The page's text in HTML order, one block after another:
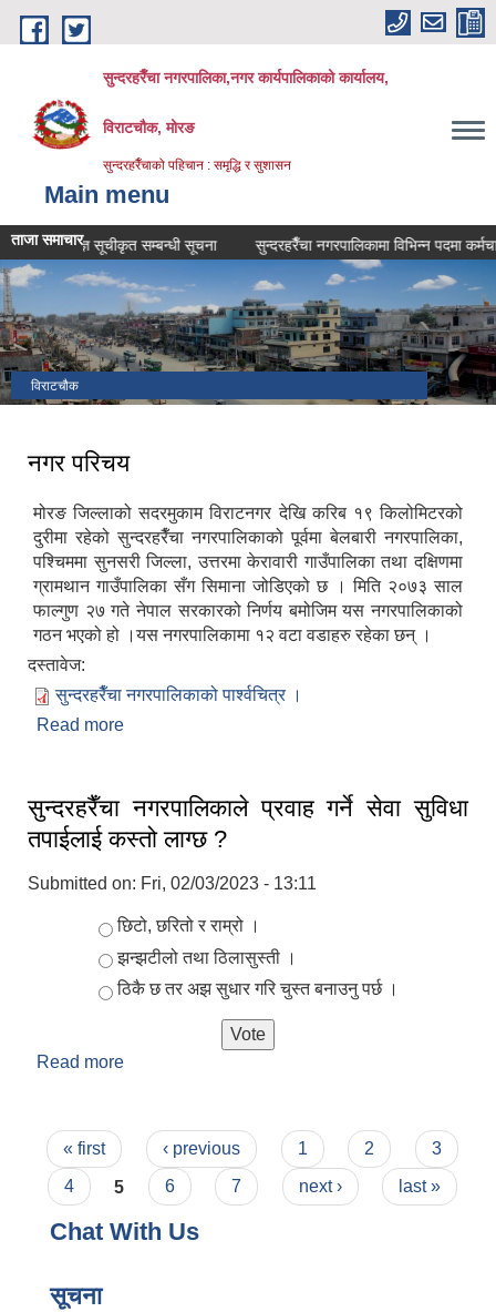
Skip to main content
सुन्दरहरैँचा नगरपालिका,नगर कार्यपालिकाको कार्यालय,
विराटचौक, मोरङ
सुन्दरहरैँचाको पहिचान : समृद्धि र सुशासन
Main menu
ताजा समाचारसूचीकृत सम्बन्धी सूचना सुन्दरहरैँचा नगरपालिकामा विभिन्न पदमा कर्मचारी
विराटचौक
नगर परिचय
मोरङ जिल्लाको सदरमुकाम विराटनगर देखि करिब १९ किलोमिटरको
दुरीमा रहेको सुन्दरहरैँचा नगरपालिकाको पूर्वमा बेलबारी नगरपालिका,
पश्चिममा सुनसरी जिल्ला, उत्तरमा केरावारी गाउँपालिका तथा दक्षिणमा
ग्रामथान गाउँपालिका सँग सिमाना जोडिएको छ । मिति २०७३ साल
फाल्गुण २७ गते नेपाल सरकारको निर्णय बमोजिम यस नगरपालिकाको
गठन भएको हो ।यस नगरपालिकामा १२ वटा वडाहरु रहेका छन् ।
दस्तावेज:
सुन्दरहरैँचा नगरपालिकाको पार्श्वचित्र ।
Read more
सुन्दरहरैँचा नगरपालिकाले प्रवाह गर्ने सेवा सुविधा
तपाईलाई कस्तो लाग्छ ?
Submitted on: Fri, 02/03/2023 - 13:11
Choices
छिटो, छरितो र राम्रो ।
झन्झटीलो तथा ठिलासुस्ती ।
ठिकै छ तर अझ सुधार गरि चुस्त बनाउनु पर्छ ।
Read more
Pages
« first ‹ previous 1 2
3
4
5 6 7 next › last »
Chat With Us
सूचना